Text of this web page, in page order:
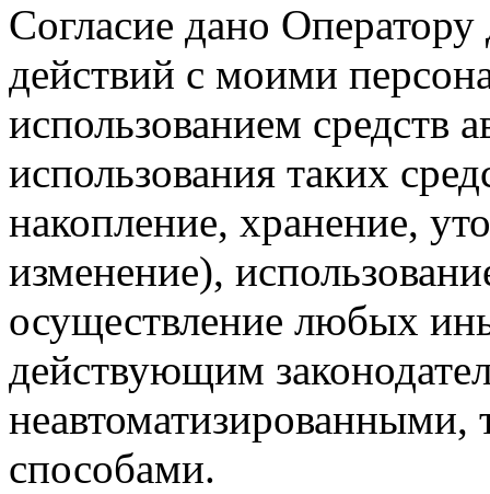
Согласие дано
действий с моими
использованием средств
использования таких
накопление, хранение,
изменение),
осуществление любых
действующим
неавтоматизированными,
способами.